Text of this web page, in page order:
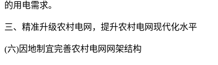
的用电需求。
三、精准升级农村电网，提升农村电网现代化水平
(六)因地制宜完善农村电网网架结构